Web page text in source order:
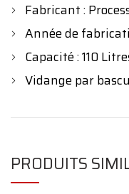
Fabricant :
Année de
Capacité : 110
Vidange par
PRODUITS